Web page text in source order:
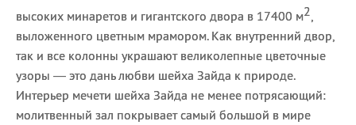
высоких минаретов и гигантского двора в 17400 м2
выложенного цветным мрамором. Как внутренний двор,
так и все колонны украшают великолепные цветочные
узоры — это дань любви шейха Зайда к природе.
Интерьер мечети шейха Зайда не менее потрясающий:
молитвенный зал покрывает самый большой в мире